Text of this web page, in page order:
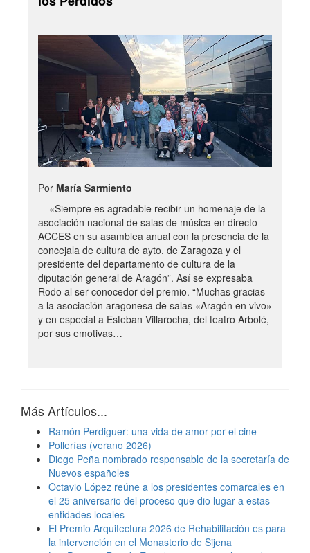
Por María Sarmiento
«Siempre es agradable recibir un homenaje de la
asociación nacional de salas de música en directo
ACCES en su asamblea anual con la presencia de la
concejala de cultura de ayto. de Zaragoza y el
presidente del departamento de cultura de la
diputación general de Aragón”. Así se expresaba
Rodo al ser conocedor del premio. “Muchas gracias
a la asociación aragonesa de salas «Aragón en vivo»
y en especial a Esteban Villarocha, del teatro Arbolé,
por sus emotivas…
Más Artículos...
Ramón Perdiguer: una vida de amor por el cine
Pollerías (verano 2026)
Diego Peña nombrado responsable de la secretaría de
Nuevos españoles
Octavio López reúne a los presidentes comarcales en
el 25 aniversario del proceso que dio lugar a estas
entidades locales
El Premio Arquitectura 2026 de Rehabilitación es para
la intervención en el Monasterio de Sijena